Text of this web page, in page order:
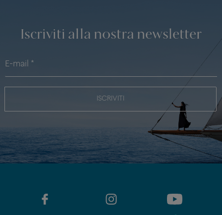
Iscriviti alla nostra newsletter
ISCRIVITI